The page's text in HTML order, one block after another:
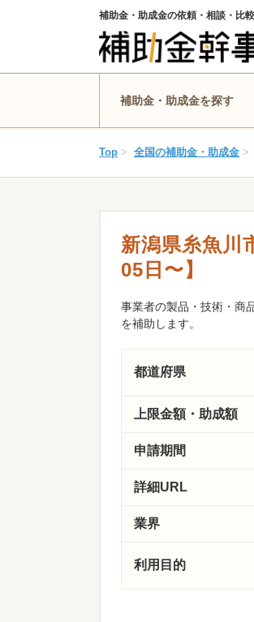
補助金・助成金の依頼・相談・比
補助金・助成金を探す
Top > 全国の補助金・助成金 >
新潟県糸魚川
05日〜】
事業者の製品・技術・商
を補助します。
都道府県
上限金額・助成額
申請期間
詳細URL
業界
利用目的